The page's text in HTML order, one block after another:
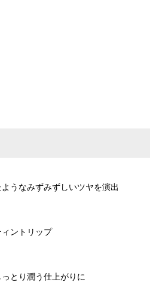
うなみずみずしいツヤを演出
ントリップ
とり潤う仕上がりに